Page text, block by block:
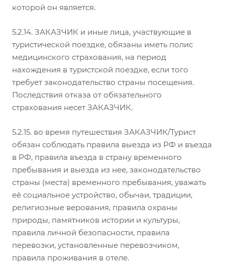
которой он является.
5.2.14. ЗАКАЗЧИК и иные лица, участвующие в
туристической поездке, обязаны иметь полис
медицинского страхования, на период
нахождения в туристской поездке, если того
требует законодательство страны посещения.
Последствия отказа от обязательного
страхования несет ЗАКАЗЧИК.
5.2.15. во время путешествия ЗАКАЗЧИК/Турист
обязан соблюдать правила выезда из РФ и въезда
в РФ, правила въезда в страну временного
пребывания и выезда из нее, законодательство
страны (места) временного пребывания, уважать
еѐ социальное устройство, обычаи, традиции,
религиозные верования, правила охраны
природы, памятников истории и культуры,
правила личной безопасности, правила
перевозки, установленные перевозчиком,
правила проживания в отеле.